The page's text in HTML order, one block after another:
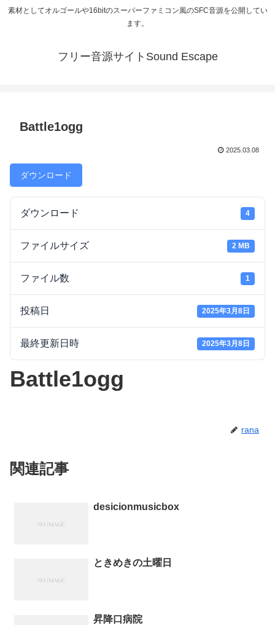
素材としてオルゴールや16bitのスーパーファミコン風のSFC音源を公開してい
ます。
フリー音源サイトSound Escape
Battle1ogg
2025.03.08
ダウンロード
ダウンロード 4
ファイルサイズ 2 MB
ファイル数 1
投稿日 2025年3月8日
最終更新日時 2025年3月8日
Battle1ogg
rana
関連記事
desicionmusicbox
ときめきの土曜日
昇降口病院